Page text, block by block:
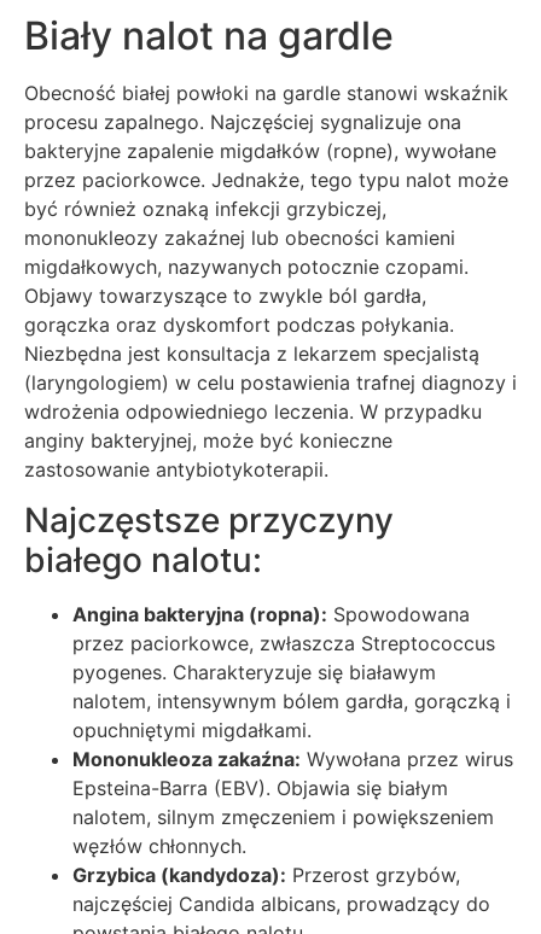
Biały nalot na gardle
Obecność białej powłoki na gardle stanowi wskaźnik
procesu zapalnego. Najczęściej sygnalizuje ona
bakteryjne zapalenie migdałków (ropne), wywołane
przez paciorkowce. Jednakże, tego typu nalot może
być również oznaką infekcji grzybiczej,
mononukleozy zakaźnej lub obecności kamieni
migdałkowych, nazywanych potocznie czopami.
Objawy towarzyszące to zwykle ból gardła,
gorączka oraz dyskomfort podczas połykania.
Niezbędna jest konsultacja z lekarzem specjalistą
(laryngologiem) w celu postawienia trafnej diagnozy i
wdrożenia odpowiedniego leczenia. W przypadku
anginy bakteryjnej, może być konieczne
zastosowanie antybiotykoterapii.
Najczęstsze przyczyny
białego nalotu:
Angina bakteryjna (ropna): Spowodowana
przez paciorkowce, zwłaszcza Streptococcus
pyogenes. Charakteryzuje się białawym
nalotem, intensywnym bólem gardła, gorączką i
opuchniętymi migdałkami.
Mononukleoza zakaźna: Wywołana przez wirus
Epsteina-Barra (EBV). Objawia się białym
nalotem, silnym zmęczeniem i powiększeniem
węzłów chłonnych.
Grzybica (kandydoza): Przerost grzybów,
najczęściej Candida albicans, prowadzący do